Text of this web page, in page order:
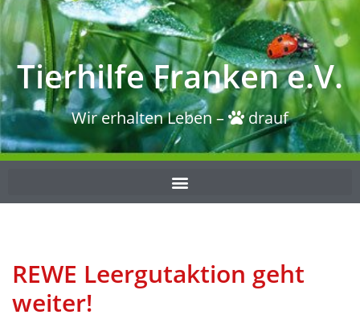
Tierhilfe Franken e.V.
Wir erhalten Leben – drauf
REWE Leergutaktion geht
weiter!